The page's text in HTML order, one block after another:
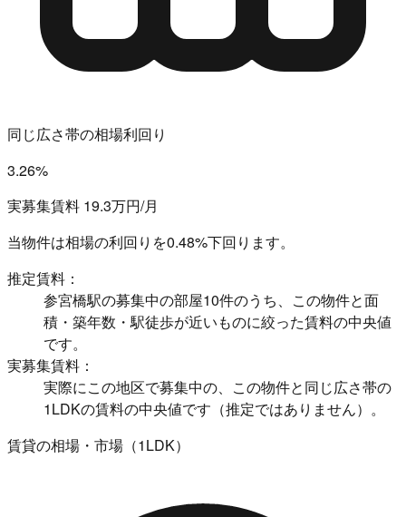
同じ広さ帯の相場利回り
3.26%
実募集賃料 19.3万円/月
当物件は相場の利回りを0.48%下回ります。
推定賃料：
参宮橋駅の募集中の部屋10件のうち、この物件と面
積・築年数・駅徒歩が近いものに絞った賃料の中央値
です。
実募集賃料：
実際にこの地区で募集中の、この物件と同じ広さ帯の
1LDKの賃料の中央値です（推定ではありません）。
賃貸の相場・市場（1LDK）